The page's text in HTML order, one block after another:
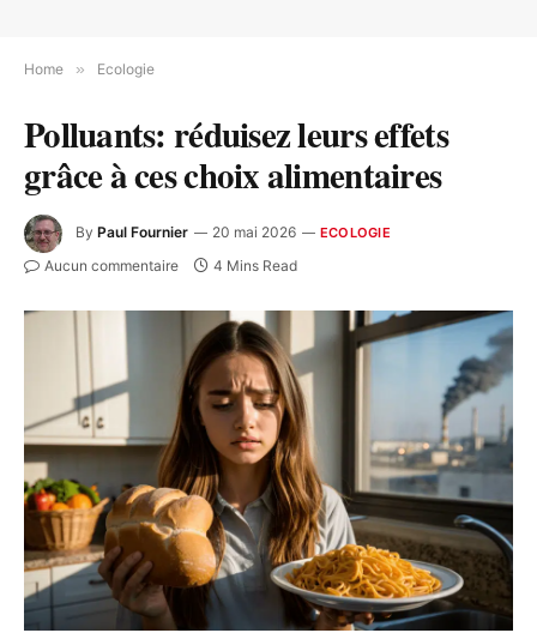
Home » Ecologie
Polluants: réduisez leurs effets
grâce à ces choix alimentaires
By Paul Fournier 20 mai 2026 ECOLOGIE
Aucun commentaire 4 Mins Read